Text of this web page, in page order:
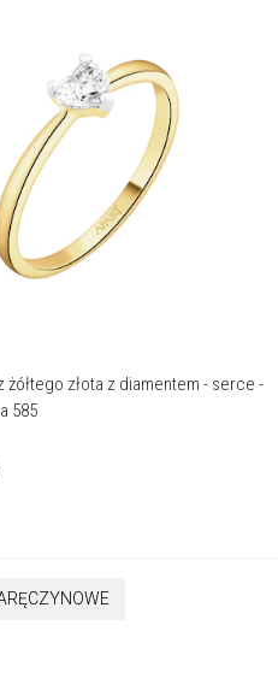
żółtego złota z diamentem - serce -
585